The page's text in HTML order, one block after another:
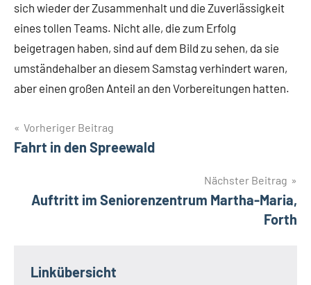
sich wieder der Zusammenhalt und die Zuverlässigkeit
eines tollen Teams. Nicht alle, die zum Erfolg
beigetragen haben, sind auf dem Bild zu sehen, da sie
umständehalber an diesem Samstag verhindert waren,
aber einen großen Anteil an den Vorbereitungen hatten.
Beitragsnavigation
Vorheriger Beitrag
Fahrt in den Spreewald
Nächster Beitrag
Auftritt im Seniorenzentrum Martha-Maria,
Forth
Linkübersicht